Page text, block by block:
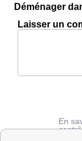
Déménager
Laisser un
En